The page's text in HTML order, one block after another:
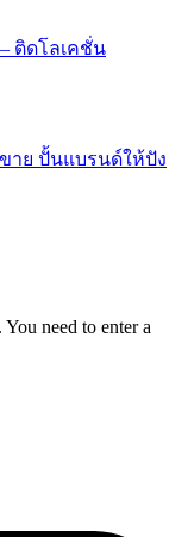
ติดโลเคชั่น
าย ปั้นแบรนด์ให้ปัง
need to enter a